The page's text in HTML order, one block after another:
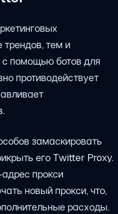
тем и
с помощью ботов для
противодействует
замаскировать
его Twitter Proxy.
прокси
новый прокси, что,
расходы.